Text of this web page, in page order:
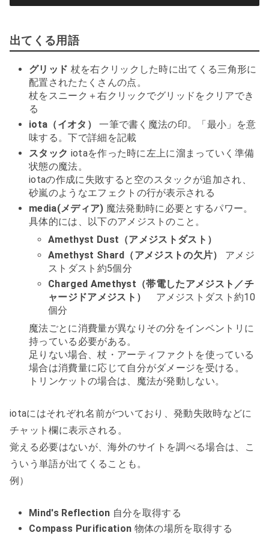
出てくる用語
グリッド 杖を右クリックした時に出てくる三角形に
配置されたたくさんの点。
杖をスニーク＋右クリックでグリッドをクリアでき
る
iota（イオタ）
一筆で書く魔法の印。「最小」を意
味する。下で詳細を記載
スタック iotaを作った時に左上に溜まっていく準備
状態の魔法。
iotaの作成に失敗すると空のスタックが追加され、
砂嵐のようなエフェクトの行が表示される
media(メディア) 魔法発動時に必要とするパワー。
具体的には、以下のアメジストのこと。
Amethyst Dust（アメジストダスト）
Amethyst Shard（アメジストの欠片）
アメジ
ストダスト約5個分
Charged Amethyst（帯電したアメジスト／チ
ャージドアメジスト）
アメジストダスト約10
個分
魔法ごとに消費量が異なりその分をインベントリに
持っている必要がある。
足りない場合、杖・アーティファクトを使っている
場合は消費量に応じて自分がダメージを受ける。
トリンケットの場合は、魔法が発動しない。
iotaにはそれぞれ名前がついており、発動失敗時などに
チャット欄に表示される。
覚える必要はないが、海外のサイトを調べる場合は、こ
ういう単語が出てくることも。
例）
Mind's Reflection 自分を取得する
Compass Purification 物体の場所を取得する